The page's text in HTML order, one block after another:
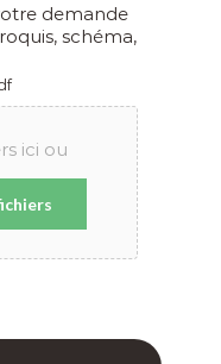
demande
schéma,
ici ou